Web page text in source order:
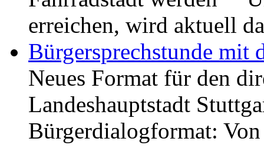
erreichen, wird aktuell
Bürgersprechstunde mit
Neues Format für den
Landeshauptstadt
Bürgerdialogformat: